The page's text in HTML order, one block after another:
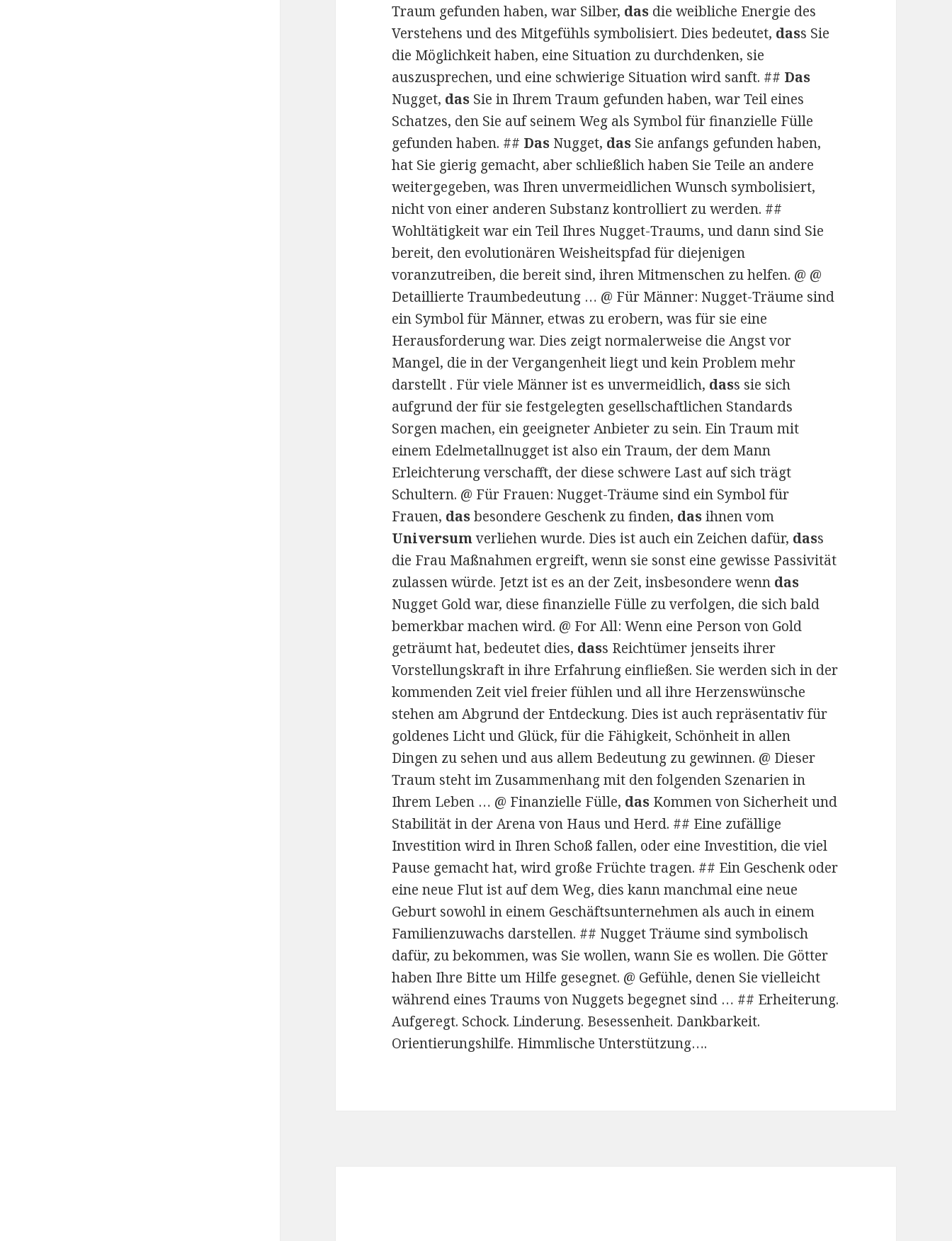
Traum gefunden haben, war Silber, das die weibliche Energie des
Verstehens und des Mitgefühls symbolisiert. Dies bedeutet, dass Sie
die Möglichkeit haben, eine Situation zu durchdenken, sie
auszusprechen, und eine schwierige Situation wird sanft. ## Das
Nugget, das Sie in Ihrem Traum gefunden haben, war Teil eines
Schatzes, den Sie auf seinem Weg als Symbol für finanzielle Fülle
gefunden haben. ## Das Nugget, das Sie anfangs gefunden haben,
hat Sie gierig gemacht, aber schließlich haben Sie Teile an andere
weitergegeben, was Ihren unvermeidlichen Wunsch symbolisiert,
nicht von einer anderen Substanz kontrolliert zu werden. ##
Wohltätigkeit war ein Teil Ihres Nugget-Traums, und dann sind Sie
bereit, den evolutionären Weisheitspfad für diejenigen
voranzutreiben, die bereit sind, ihren Mitmenschen zu helfen. @ @
Detaillierte Traumbedeutung … @ Für Männer: Nugget-Träume sind
ein Symbol für Männer, etwas zu erobern, was für sie eine
Herausforderung war. Dies zeigt normalerweise die Angst vor
Mangel, die in der Vergangenheit liegt und kein Problem mehr
darstellt . Für viele Männer ist es unvermeidlich, dass sie sich
aufgrund der für sie festgelegten gesellschaftlichen Standards
Sorgen machen, ein geeigneter Anbieter zu sein. Ein Traum mit
einem Edelmetallnugget ist also ein Traum, der dem Mann
Erleichterung verschafft, der diese schwere Last auf sich trägt
Schultern. @ Für Frauen: Nugget-Träume sind ein Symbol für
Frauen, dasbesondere Geschenk zu finden, dasihnen vom
Universumverliehen wurde. Dies ist auch ein Zeichen dafür, dass
die Frau Maßnahmen ergreift, wenn sie sonst eine gewisse Passivität
zulassen würde. Jetzt ist es an der Zeit, insbesondere wenn das
Nugget Gold war, diese finanzielle Fülle zu verfolgen, die sich bald
bemerkbar machen wird. @ For All: Wenn eine Person von Gold
geträumt hat, bedeutet dies, dass Reichtümer jenseits ihrer
Vorstellungskraft in ihre Erfahrung einfließen. Sie werden sich in der
kommenden Zeit viel freier fühlen und all ihre Herzenswünsche
stehen am Abgrund der Entdeckung. Dies ist auch repräsentativ für
goldenes Licht und Glück, für die Fähigkeit, Schönheit in allen
Dingen zu sehen und aus allem Bedeutung zu gewinnen. @ Dieser
Traum steht im Zusammenhang mit den folgenden Szenarien in
Ihrem Leben … @ Finanzielle Fülle, das Kommen von Sicherheit und
Stabilität in der Arena von Haus und Herd. ## Eine zufällige
Investition wird in Ihren Schoß fallen, oder eine Investition, die viel
Pause gemacht hat, wird große Früchte tragen. ## Ein Geschenk oder
eine neue Flut ist auf dem Weg, dies kann manchmal eine neue
Geburt sowohl in einem Geschäftsunternehmen als auch in einem
Familienzuwachs darstellen. ## Nugget Träume sind symbolisch
dafür, zu bekommen, was Sie wollen, wann Sie es wollen. Die Götter
haben Ihre Bitte um Hilfe gesegnet. @ Gefühle, denen Sie vielleicht
während eines Traums von Nuggets begegnet sind … ## Erheiterung.
Aufgeregt. Schock. Linderung. Besessenheit. Dankbarkeit.
Orientierungshilfe. Himmlische Unterstützung….